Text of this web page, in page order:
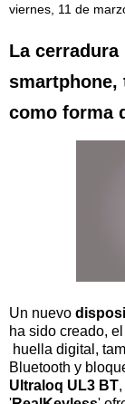
viernes, 11 de
La
smartphone,
como forma
Un nuevo
ha sido creado,
huella digital,
Bluetooth y
Ultraloq UL3 BT